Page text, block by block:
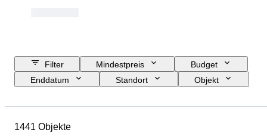
Filter Mindestpreis
Budget
Enddatum
Standort
Objekt
Thema
1441 Objekte